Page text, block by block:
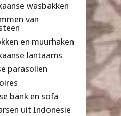
wasbakken
van
en muurhaken
lantaarns
parasollen
bank en sofa
uit Indonesië